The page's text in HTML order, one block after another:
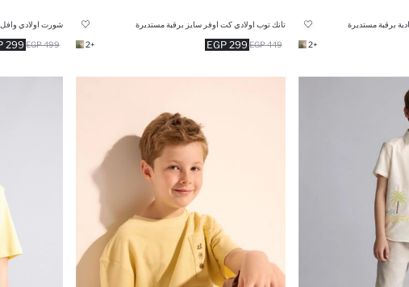
برقبة مستديرة
+2
تانك توب اولادي كت اوفر سايز برقبة مستديرة
299 EGP 449 EGP
+2
شورت اولادي وافل
299 EGP 499 EGP